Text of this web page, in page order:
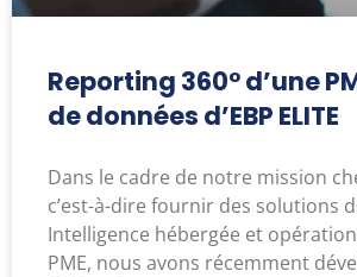
Reporting 360° d’une
de données d’EBP ELITE
Dans le cadre de notre mission
c’est-à-dire fournir des solutions
Intelligence hébergée et
PME, nous avons récemment